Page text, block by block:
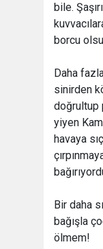
bile.
borcu
Daha
sinirden
doğrultup
yiyen
havaya
Bir daha
bağışla
ölmem!